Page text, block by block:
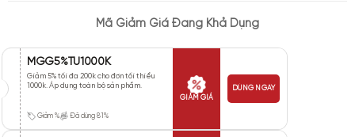
Mã Giảm Giá Đang Khả Dụng
MGG5%TU1000K
Giảm 5% tối đa 200k cho đơn tối thiểu
1000k. Áp dụng toàn bộ sản phẩm.
Giảm % Đã dùng 81%
GIẢM GIÁ
DÙNG NGAY